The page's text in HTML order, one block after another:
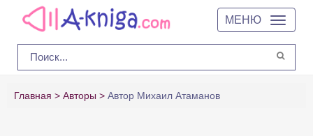
МЕНЮ
Главная Авторы Автор Михаил Атаманов